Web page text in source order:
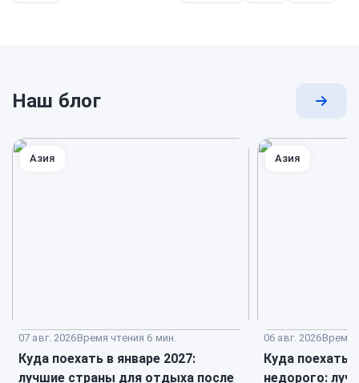
Наш блог
07 авг. 2026Время чтения 6 мин.
Куда поехать в январе 2027:
лучшие страны для отдыха после
Азия
06 авг. 2026Время
Куда поехать
недорого:
Азия